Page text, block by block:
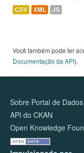
CSV XML JS
Você também pode ter
Documentação da API).
Sobre Portal de
API do CKAN
Open Knowledge